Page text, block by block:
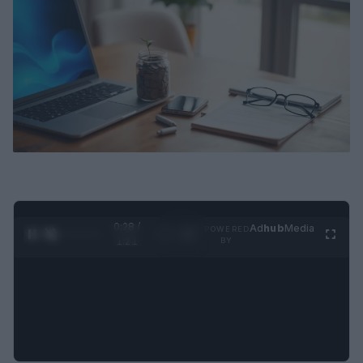
0:29 /
AdhubMedia